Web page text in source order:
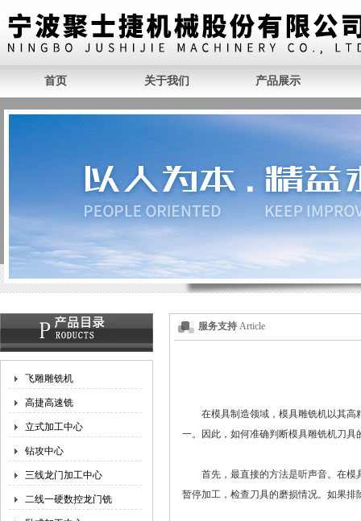
首页 关于我们 产品展示
飞雕雕铣机
高捷高速铣
立式加工中心
钻攻中心
三线龙门加工中心
二线一硬数控龙门铣
服务支持 Article
在模具制造领域，模具雕铣机以其高
一。因此，如何准确判断模具雕铣机刀
首先，最直接的方法是听声音。在模
暂停加工，检查刀具的磨损情况。如果